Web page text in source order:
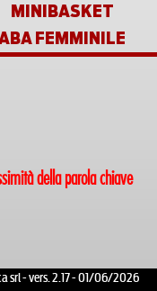
MINIBASKET
FEMMINILE
della parola chiave
srl - vers. 2.17 - 01/06/2026